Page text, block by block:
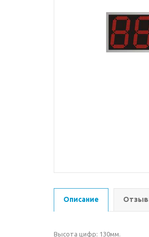
Описание
Высота цифр: 130мм.